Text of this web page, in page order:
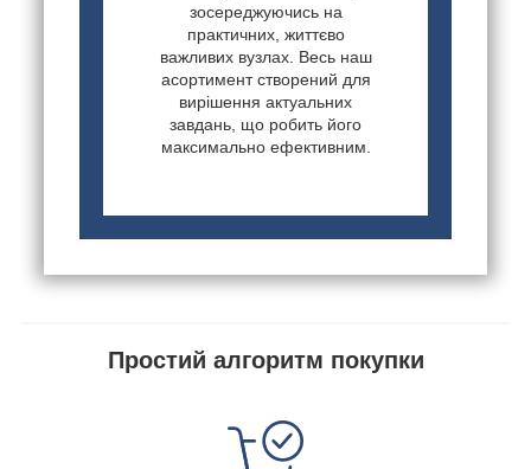
зосереджуючись на
практичних, життєво
важливих вузлах. Весь наш
асортимент створений для
вирішення актуальних
завдань, що робить його
максимально ефективним.
Простий алгоритм покупки